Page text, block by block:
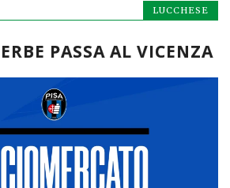
LUCCHESE
PASSA AL VICENZA